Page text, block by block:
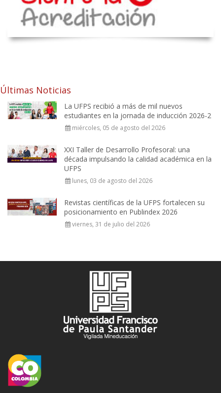
Últimas Noticias
La UFPS recibió a más de mil nuevos
estudiantes en la jornada de inducción 2026-2
miércoles, 05 de agosto del 2026
XXI Taller de Desarrollo Profesoral: una
década impulsando la calidad académica en la
UFPS
lunes, 03 de agosto del 2026
Revistas científicas de la UFPS fortalecen su
posicionamiento en Publindex 2026
viernes, 31 de julio del 2026